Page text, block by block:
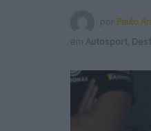
por Paulo
em
Autosport